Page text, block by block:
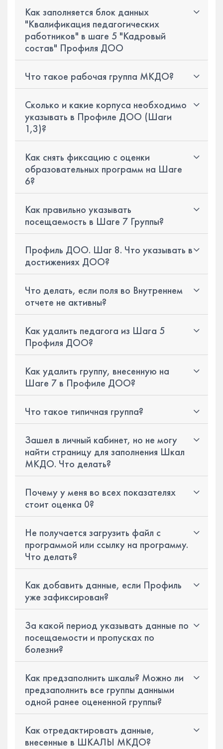
Как заполняется блок данных
"Квалификация педагогических
работников" в шаге 5 "Кадровый
состав" Профиля ДОО
Что такое рабочая группа МКДО?
Сколько и какие корпуса необходимо
указывать в Профиле ДОО (Шаги
1,3)?
Как снять фиксацию с оценки
образовательных программ на Шаге
6?
Как правильно указывать
посещаемость в Шаге 7 Группы?
Профиль ДОО. Шаг 8. Что указывать в
достижениях ДОО?
Что делать, если поля во Внутреннем
отчете не активны?
Как удалить педагога из Шага 5
Профиля ДОО?
Как удалить группу, внесенную на
Шаге 7 в Профиле ДОО?
Что такое типичная группа?
Зашел в личный кабинет, но не могу
найти страницу для заполнения Шкал
МКДО. Что делать?
Почему у меня во всех показателях
стоит оценка 0?
Не получается загрузить файл с
программой или ссылку на программу.
Что делать?
Как добавить данные, если Профиль
уже зафиксирован?
За какой период указывать данные по
посещаемости и пропусках по
болезни?
Как предзаполнить шкалы? Можно ли
предзаполнить все группы данными
одной ранее оцененной группы?
Как отредактировать данные,
внесенные в ШКАЛЫ МКДО?